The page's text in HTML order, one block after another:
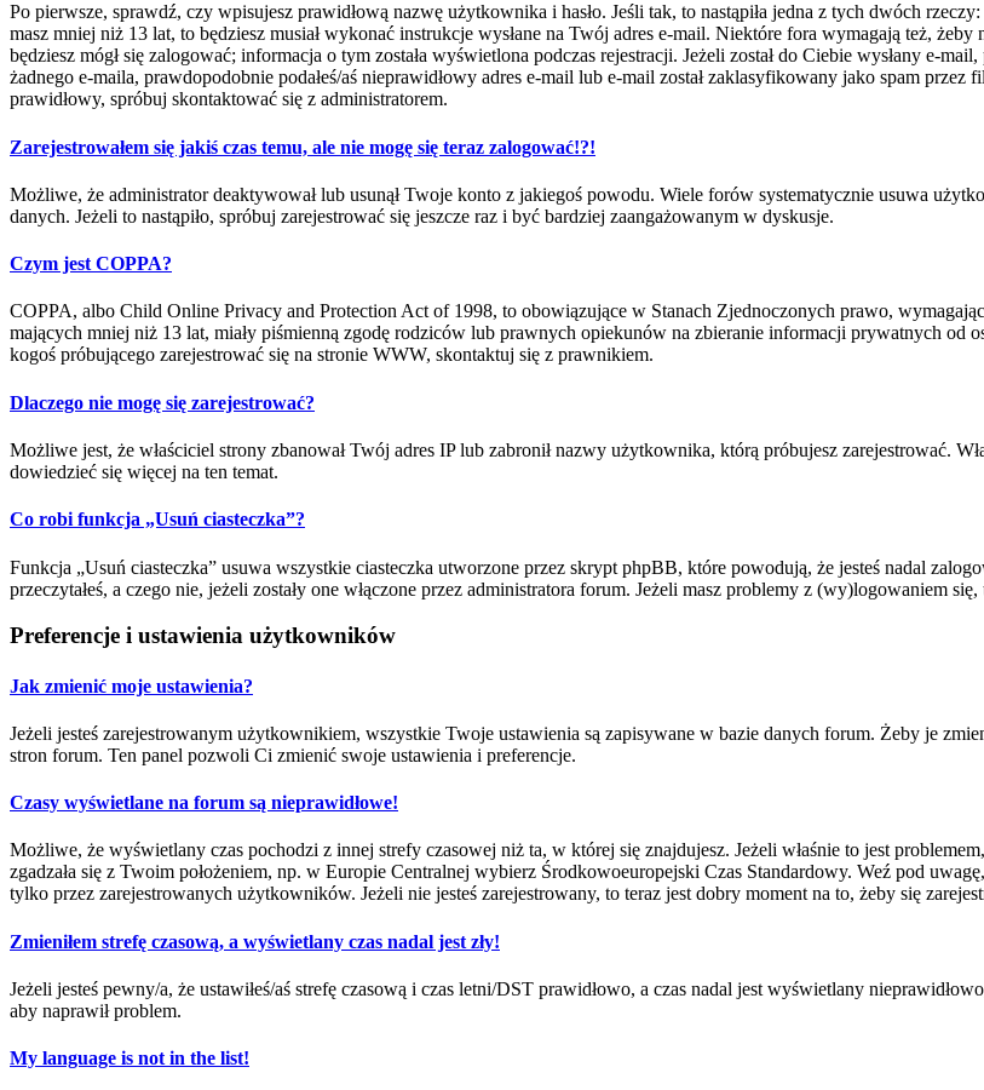
Po pierwsze, sprawdź, czy wpisujesz prawidłową nazwę użytkownika i hasło. Jeśli tak, to nastąpiła jedna z tych dwóch
masz mniej niż 13 lat, to będziesz musiał wykonać instrukcje wysłane na Twój adres e-mail. Niektóre fora wymagają też,
będziesz mógł się zalogować; informacja o tym została wyświetlona podczas rejestracji. Jeżeli został do Ciebie wysłany e-
żadnego e-maila, prawdopodobnie podałeś/aś nieprawidłowy adres e-mail lub e-mail został zaklasyfikowany jako spam
prawidłowy, spróbuj skontaktować się z administratorem.
Zarejestrowałem się jakiś czas temu, ale nie mogę się teraz zalogować!?!
Możliwe, że administrator deaktywował lub usunął Twoje konto z jakiegoś powodu. Wiele forów systematycznie usuwa
danych. Jeżeli to nastąpiło, spróbuj zarejestrować się jeszcze raz i być bardziej zaangażowanym w dyskusje.
Czym jest COPPA?
COPPA, albo Child Online Privacy and Protection Act of 1998, to obowiązujące w Stanach Zjednoczonych prawo,
mających mniej niż 13 lat, miały piśmienną zgodę rodziców lub prawnych opiekunów na zbieranie informacji prywatnych od
kogoś próbującego zarejestrować się na stronie WWW, skontaktuj się z prawnikiem.
Dlaczego nie mogę się zarejestrować?
Możliwe jest, że właściciel strony zbanował Twój adres IP lub zabronił nazwy użytkownika, którą próbujesz zarejestrować.
dowiedzieć się więcej na ten temat.
Co robi funkcja „Usuń ciasteczka”?
Funkcja „Usuń ciasteczka” usuwa wszystkie ciasteczka utworzone przez skrypt phpBB, które powodują, że jesteś nadal
przeczytałeś, a czego nie, jeżeli zostały one włączone przez administratora forum. Jeżeli masz problemy z (wy)logowaniem
Preferencje i ustawienia użytkowników
Jak zmienić moje ustawienia?
Jeżeli jesteś zarejestrowanym użytkownikiem, wszystkie Twoje ustawienia są zapisywane w bazie danych forum. Żeby je
stron forum. Ten panel pozwoli Ci zmienić swoje ustawienia i preferencje.
Czasy wyświetlane na forum są nieprawidłowe!
Możliwe, że wyświetlany czas pochodzi z innej strefy czasowej niż ta, w której się znajdujesz. Jeżeli właśnie to jest
zgadzała się z Twoim położeniem, np. w Europie Centralnej wybierz Środkowoeuropejski Czas Standardowy. Weź pod
tylko przez zarejestrowanych użytkowników. Jeżeli nie jesteś zarejestrowany, to teraz jest dobry moment na to, żeby się
Zmieniłem strefę czasową, a wyświetlany czas nadal jest zły!
Jeżeli jesteś pewny/a, że ustawiłeś/aś strefę czasową i czas letni/DST prawidłowo, a czas nadal jest wyświetlany
aby naprawił problem.
My language is not in the list!